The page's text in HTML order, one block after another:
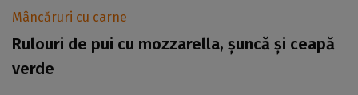
Mâncăruri cu carne
Rulouri de pui cu mozzarella, șuncă și ceapă
verde